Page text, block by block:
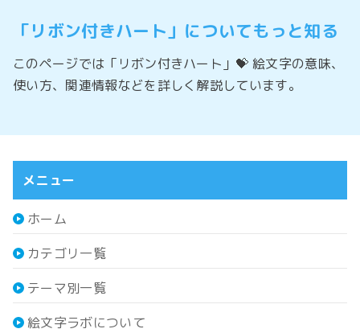
「リボン付きハート」についてもっと知る
このページでは「リボン付きハート」💝 絵文字の意味、
使い方、関連情報などを詳しく解説しています。
メニュー
ホーム
カテゴリ一覧
テーマ別一覧
絵文字ラボについて